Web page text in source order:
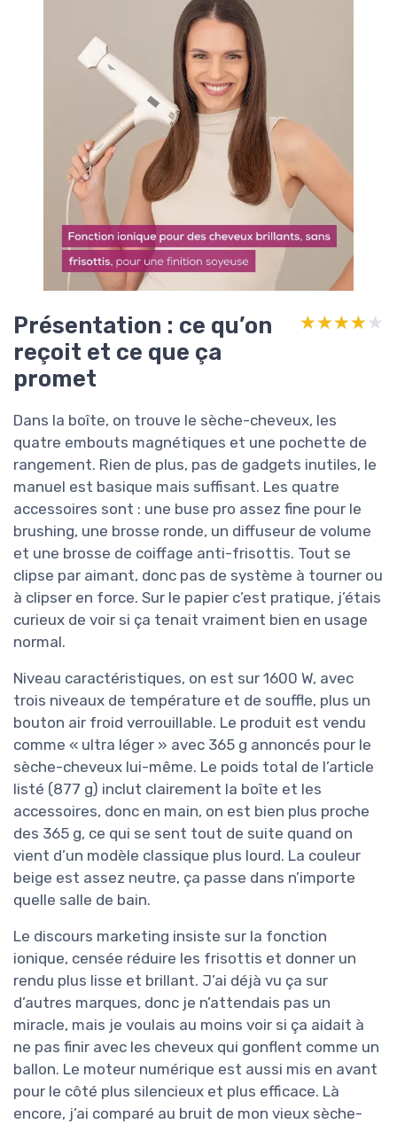
Présentation : ce qu’on
reçoit et ce que ça
promet
★★★★★
★★★★★
Dans la boîte, on trouve le sèche-cheveux, les
quatre embouts magnétiques et une pochette de
rangement. Rien de plus, pas de gadgets inutiles, le
manuel est basique mais suffisant. Les quatre
accessoires sont : une buse pro assez fine pour le
brushing, une brosse ronde, un diffuseur de volume
et une brosse de coiffage anti-frisottis. Tout se
clipse par aimant, donc pas de système à tourner ou
à clipser en force. Sur le papier c’est pratique, j’étais
curieux de voir si ça tenait vraiment bien en usage
normal.
Niveau caractéristiques, on est sur 1600 W, avec
trois niveaux de température et de souffle, plus un
bouton air froid verrouillable. Le produit est vendu
comme « ultra léger » avec 365 g annoncés pour le
sèche-cheveux lui-même. Le poids total de l’article
listé (877 g) inclut clairement la boîte et les
accessoires, donc en main, on est bien plus proche
des 365 g, ce qui se sent tout de suite quand on
vient d’un modèle classique plus lourd. La couleur
beige est assez neutre, ça passe dans n’importe
quelle salle de bain.
Le discours marketing insiste sur la fonction
ionique, censée réduire les frisottis et donner un
rendu plus lisse et brillant. J’ai déjà vu ça sur
d’autres marques, donc je n’attendais pas un
miracle, mais je voulais au moins voir si ça aidait à
ne pas finir avec les cheveux qui gonflent comme un
ballon. Le moteur numérique est aussi mis en avant
pour le côté plus silencieux et plus efficace. Là
encore, j’ai comparé au bruit de mon vieux sèche-